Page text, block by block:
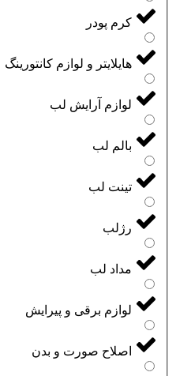
کرم پودر
هایلایتر و لوازم کانتورینگ
لوازم آرایش لب
بالم لب
تینت لب
رژلب
مداد لب
لوازم برقی و پیرایش
اصلاح صورت و بدن